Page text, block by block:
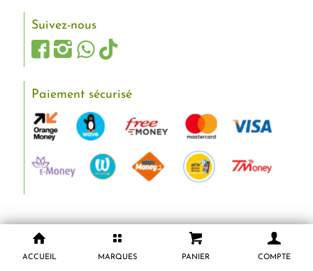
ACCUEIL MARQUES PANIER COMPTE
Suivez-nous
Paiement sécurisé